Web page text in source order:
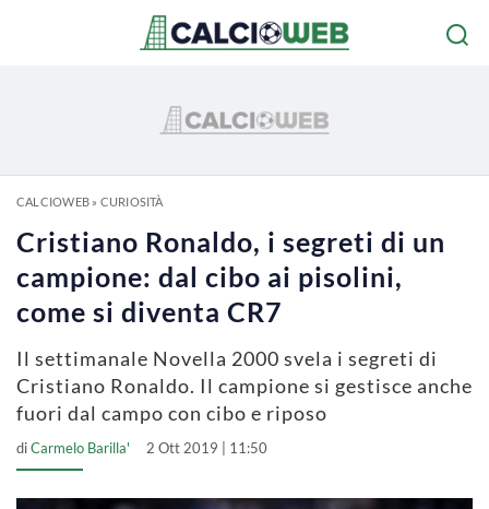
CALCIOWEB» CURIOSITÀ
Cristiano Ronaldo, i segreti di un
campione: dal cibo ai pisolini,
come si diventa CR7
Il settimanale Novella 2000 svela i segreti di
Cristiano Ronaldo. Il campione si gestisce anche
fuori dal campo con cibo e riposo
diCarmelo Barilla' 2 Ott 2019 | 11:50